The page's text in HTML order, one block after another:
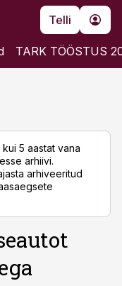
Telli
TARK TÖÖSTUS
5 aastat vana
arhiivi.
arhiveeritud